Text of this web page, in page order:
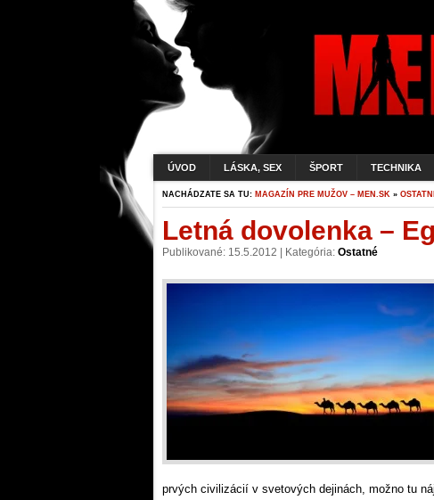
ÚVOD LÁSKA, SEX ŠPORT TECHNIKA
NACHÁDZATE SA TU: MAGAZÍN PRE MUŽOV – MEN.SK »
Letná dovolenka –
Publikované: 15.5.2012 | Kategória: Ostatné
prvých civilizácií v svetových dejinách, možno tu